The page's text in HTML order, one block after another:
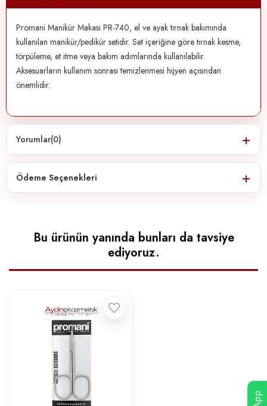
Promani Manikür Makası PR-740, el ve ayak tırnak bakımında
kullanılan manikür/pedikür setidir. Set içeriğine göre tırnak kesme,
törpüleme, et itme veya bakım adımlarında kullanılabilir.
Aksesuarların kullanım sonrası temizlenmesi hijyen açısından
önemlidir.
Yorumlar(0)
Ödeme Seçenekleri
Bu ürünün yanında bunları da tavsiye
ediyoruz.